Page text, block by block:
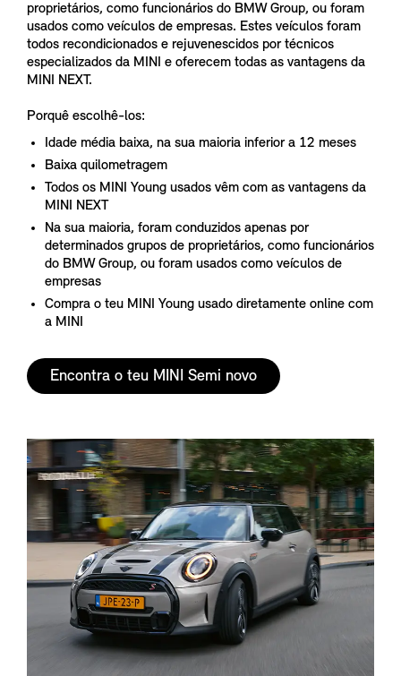
proprietários, como funcionários do BMW Group, ou foram
usados como veículos de empresas. Estes veículos foram
todos recondicionados e rejuvenescidos por técnicos
especializados da MINI e oferecem todas as vantagens da
MINI NEXT.
Porquê escolhê-los:
Idade média baixa, na sua maioria inferior a 12 meses
Baixa quilometragem
Todos os MINI Young usados vêm com as vantagens da
MINI NEXT
Na sua maioria, foram conduzidos apenas por
determinados grupos de proprietários, como funcionários
do BMW Group, ou foram usados como veículos de
empresas
Compra o teu MINI Young usado diretamente online com
a MINI
Encontra o teu MINI Semi novo